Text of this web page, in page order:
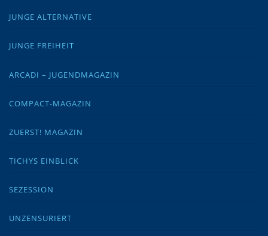
JUNGE ALTERNATIVE
JUNGE FREIHEIT
ARCADI – JUGENDMAGAZIN
COMPACT-MAGAZIN
ZUERST! MAGAZIN
TICHYS EINBLICK
SEZESSION
UNZENSURIERT